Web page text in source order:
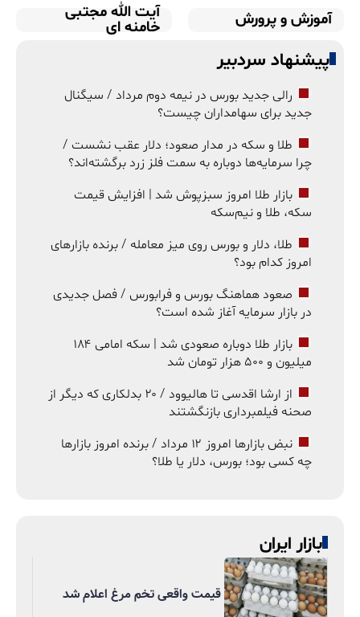
آموزش و پرورش
آیت الله مجتبی
خامنه ای
پیشنهاد سردبیر
رالی جدید بورس در نیمه دوم مرداد / سیگنال
جدید برای سهامداران چیست؟
طلا و سکه در مدار صعود؛ دلار عقب نشست /
چرا سرمایه‌ها دوباره به سمت فلز زرد برگشته‌اند؟
بازار طلا امروز سبزپوش شد | افزایش قیمت
سکه، طلا و نیم‌سکه
طلا، دلار و بورس روی میز معامله / برنده بازارهای
امروز کدام بود؟
صعود هماهنگ بورس و فرابورس / فصل جدیدی
در بازار سرمایه آغاز شده است؟
بازار طلا دوباره صعودی شد | سکه امامی ۱۸۴
میلیون و ۵۰۰ هزار تومان شد
از ارشا اقدسی تا هالیوود / ۲۰ بدلکاری که دیگر از
صحنه فیلمبرداری بازنگشتند
نبض بازارها امروز ۱۲ مرداد / برنده امروز بازارها
چه کسی بود؛ بورس، دلار یا طلا؟
بازار ایران
قیمت واقعی تخم مرغ اعلام شد